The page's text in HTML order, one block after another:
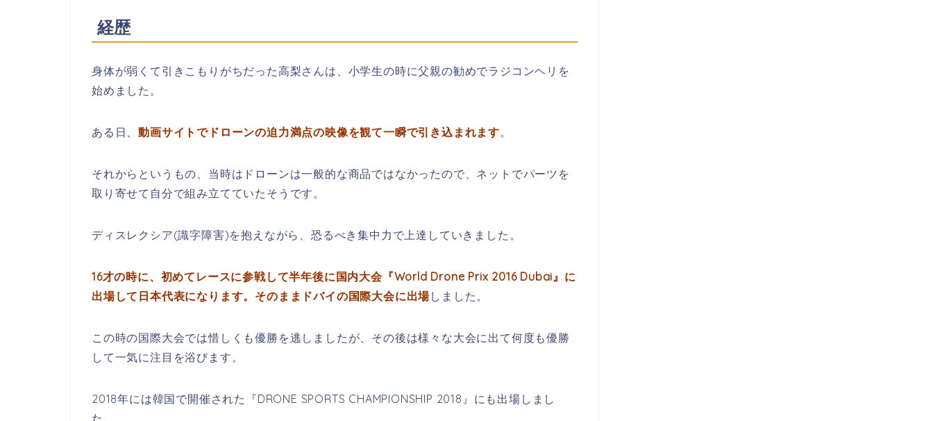
経歴
身体が弱くて引きこもりがちだった高梨さんは、小学生の時に父親の勧めでラジコンヘリを
始めました。
ある日、動画サイトでドローンの迫力満点の映像を観て一瞬で引き込まれます。
それからというもの、当時はドローンは一般的な商品ではなかったので、ネットでパーツを
取り寄せて自分で組み立てていたそうです。
ディスレクシア(識字障害)を抱えながら、恐るべき集中力で上達していきました。
16才の時に、初めてレースに参戦して半年後に国内大会『World Drone Prix 2016 Dubai』に
出場して日本代表になります。そのままドバイの国際大会に出場しました。
この時の国際大会では惜しくも優勝を逃しましたが、その後は様々な大会に出て何度も優勝
して一気に注目を浴びます。
2018年には韓国で開催された『DRONE SPORTS CHAMPIONSHIP 2018』にも出場しまし
た。